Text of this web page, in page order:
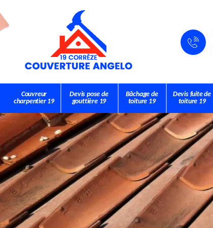
Couvreur
charpentier 19
Devis pose de
gouttière 19
Bâchage de
toiture 19
Devis fuite de
toiture 19